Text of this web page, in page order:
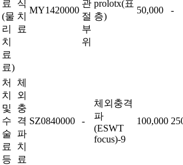
료
(물
리
치
료
료)
식
치
료
MY1420000
관
절
부
위
prolotx(표
층)
50,000 -
처
치
및
수
술
료
등
체
외
충
격
파
치
료
SZ0840000 -
체외충격
파
(ESWT
focus)-9
100,000